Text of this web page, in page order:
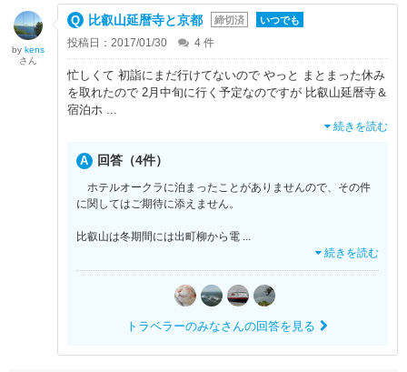
比叡山延暦寺と京都 締切済 いつでも
投稿日：2017/01/30 4件
忙しくて 初詣にまだ行けてないので やっと まとまった休み
を取れたので 2月中旬に行く予定なのですが 比叡山延暦寺＆
宿泊ホ ...
続きを読む
回答（4件）
ホテルオークラに泊まったことがありませんので、その件
に関してはご期待に添えません。
比叡山は冬期間には出町柳から電 ...
続きを読む
トラベラーのみなさんの回答を見る
bykens
さん